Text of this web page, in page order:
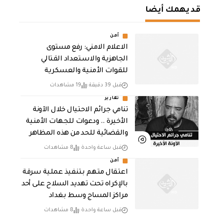
قد يهمك أيضا
أمن
الاعلام الامني: رفع مستوى
الجاهزية والاستعداد القتالي
للقوات الأمنية والعسكرية
قبل 39 دقيقة 19 مشاهدات
تقارير
تنامي جرائم الاحتيال خلال الآونة
الأخيرة .. ودعوات للجهات الأمنية
والقضائية للحد من هذه المظاهر
قبل ساعة واحدة 8 مشاهدات
أمن
اعتقال متهم بتنفيذ عملية سرقة
بالإكراه تحت تهديد السلاح على أحد
مراكز المساج وسط بغداد
قبل ساعة واحدة 8 مشاهدات